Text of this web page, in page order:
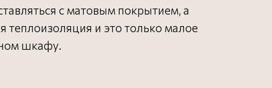
с матовым покрытием, а
теплоизоляция и это только малое
шкафу.